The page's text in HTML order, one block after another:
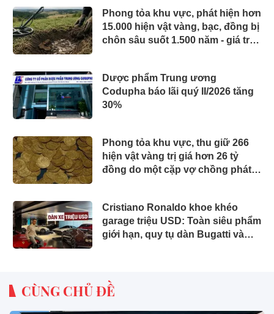
Phong tỏa khu vực, phát hiện hơn
15.000 hiện vật vàng, bạc, đồng bị
chôn sâu suốt 1.500 năm - giá trị
Dược phẩm Trung ương
Codupha báo lãi quý II/2026 tăng
30%
Phong tỏa khu vực, thu giữ 266
hiện vật vàng trị giá hơn 26 tỷ
đồng do một cặp vợ chồng phát
Cristiano Ronaldo khoe khéo
garage triệu USD: Toàn siêu phẩm
giới hạn, quy tụ dàn Bugatti và
CÙNG CHỦ ĐỀ